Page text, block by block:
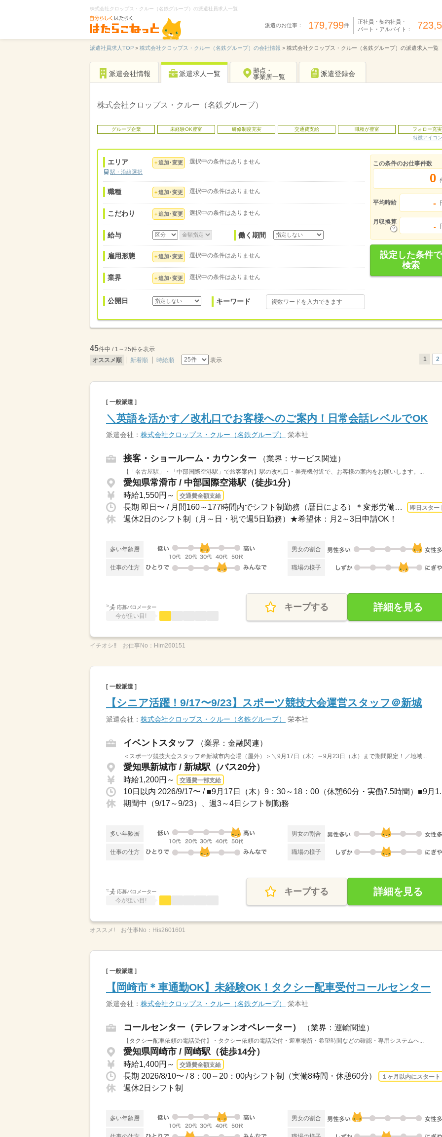
株式会社クロップス・クルー（名鉄グループ）の派遣社員求人一覧
派遣のお仕事： 179,799件
正社員・契約社員・
パート・アルバイト：
派遣社員求人TOP > 株式会社クロップス・クルー（名鉄グループ）の会社情報 > 株式会社クロップス・クルー（名鉄グループ）の派遣求人一覧
派遣会社情報 派遣求人一覧
拠点・
事業所一覧
派遣登録会
株式会社クロップス・クルー（名鉄グループ）
グループ企業 未経験OK豊富 研修制度充実 交通費支給 職種が豊富
フォロー充実
特徴アイコ
エリア
駅・沿線選択
追加･変更 選択中の条件はありません
職種 追加･変更 選択中の条件はありません
こだわり 追加･変更 選択中の条件はありません
給与 働く期間
雇用形態 追加･変更 選択中の条件はありません
業界 追加･変更 選択中の条件はありません
公開日 キーワード
この条件のお仕事件数
0
平均時給 -
月収換算
-
設定した条件で
検索
45件中 / 1～25件を表示
オススメ順
新着順 時給順 表示 1 2
[ 一般派遣 ]
＼英語を活かす／改札口でお客様へのご案内！日常会話レベルでOK
派遣会社： 株式会社クロップス・クルー（名鉄グループ） 栄本社
接客・ショールーム・カウンター （業界：サービス関連）
【「名古屋駅」・「中部国際空港駅」で旅客案内】駅の改札口・券売機付近で、お客様の案内をお願いします。...
愛知県常滑市 / 中部国際空港駅（徒歩1分）
時給1,550円～ 交通費全額支給
長期 即日〜 / 月間160～177時間内でシフト制勤務（暦日による）＊変形労働時間制を適... 即日スター
週休2日のシフト制（月～日・祝で週5日勤務）★希望休：月2～3日申請OK！
多い年齢層 男女の割合
仕事の仕方 職場の様子
応募バロメーター
今が狙い目!
キープする 詳細を見る
イチオシ!! お仕事No： Him260151
[ 一般派遣 ]
【シニア活躍！9/17〜9/23】スポーツ競技大会運営スタッフ＠新城
派遣会社： 株式会社クロップス・クルー（名鉄グループ） 栄本社
イベントスタッフ （業界：金融関連）
＜スポーツ競技大会スタッフ＠新城市内会場（屋外）＞＼9月17日（木）～9月23日（水）まで期間限定！／地域...
愛知県新城市 / 新城駅（バス20分）
時給1,200円～ 交通費一部支給
10日以内 2026/9/17〜 / ■9月17日（木）9：30～18：00（休憩60分・実働7.5時間）■9月
期間中（9/17～9/23）、週3～4日シフト制勤務
多い年齢層 男女の割合
仕事の仕方 職場の様子
応募バロメーター
今が狙い目!
キープする 詳細を見る
オススメ! お仕事No： His2601601
[ 一般派遣 ]
【岡崎市＊車通勤OK】未経験OK！タクシー配車受付コールセンター
派遣会社： 株式会社クロップス・クルー（名鉄グループ） 栄本社
コールセンター（テレフォンオペレーター） （業界：運輸関連）
【タクシー配車依頼の電話受付】・タクシー依頼の電話受付・迎車場所・希望時間などの確認・専用システムへ...
愛知県岡崎市 / 岡崎駅（徒歩14分）
時給1,400円～ 交通費全額支給
長期 2026/8/10〜 / 8：00～20：00内シフト制（実働8時間・休憩60分） １ヶ月以内にスタート
週休2日シフト制
多い年齢層 男女の割合